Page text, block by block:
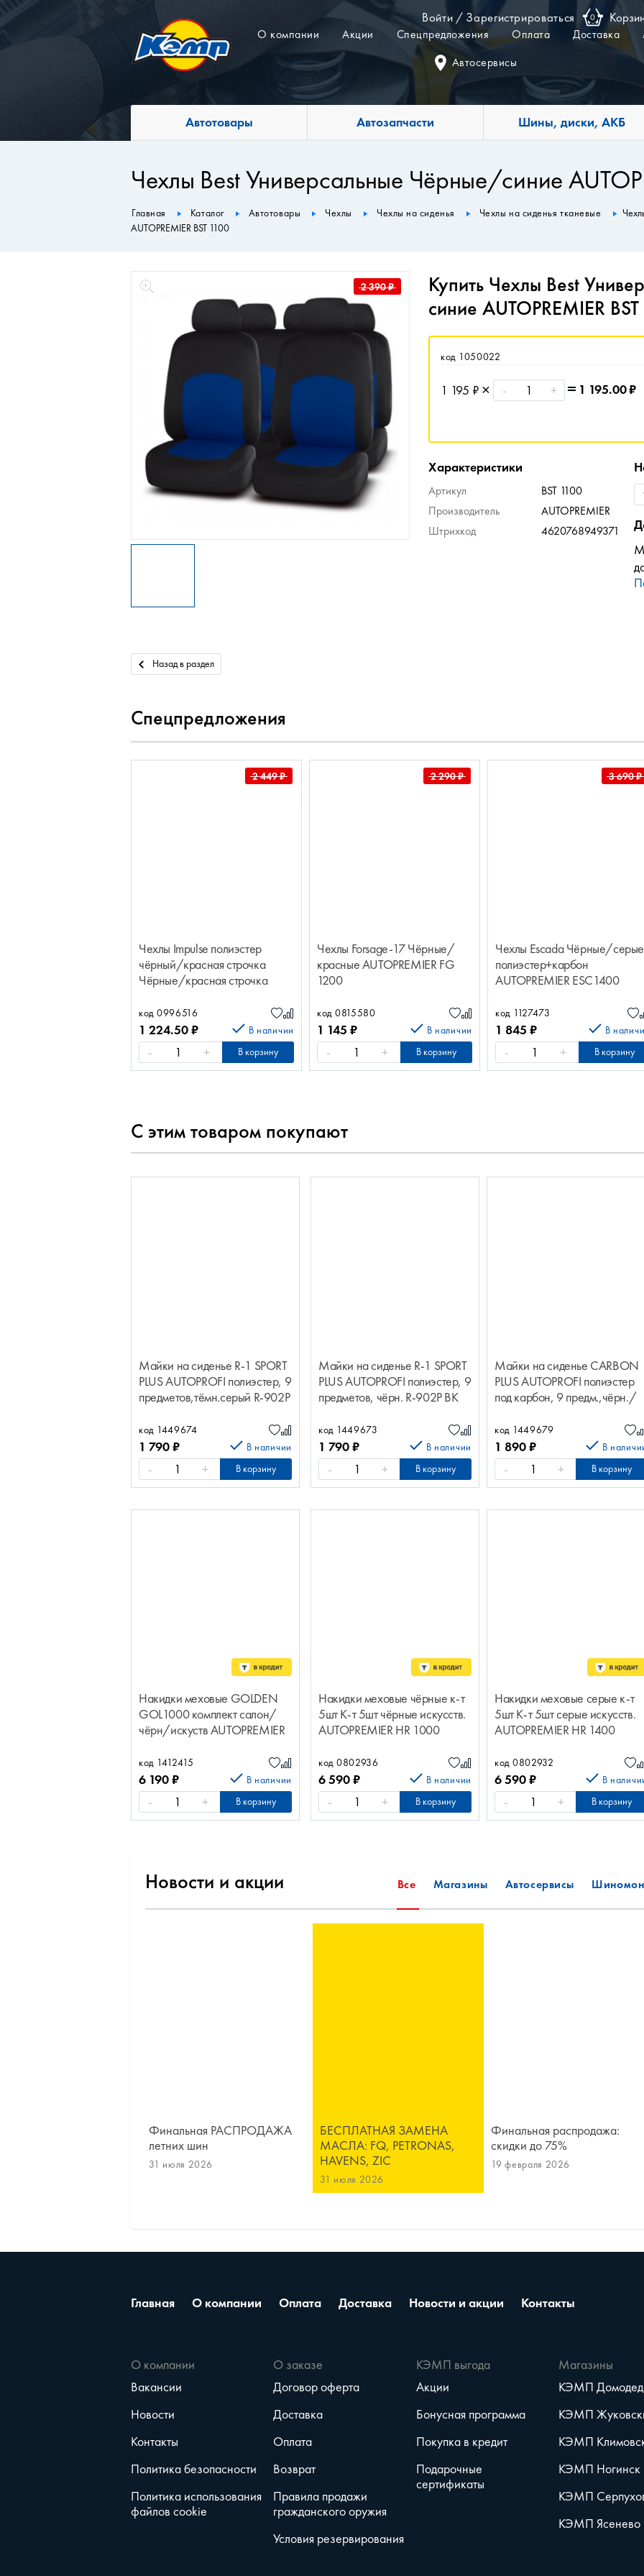
Войти / Зарегистрироваться 0
О компании Акции Спецпредложения Оплата Доставка
Автосервисы
Автотовары Автозапчасти Шины, диски, АКБ
Чехлы Best Универсальные Чёрные/синие
Главная Каталог Автотовары Чехлы Чехлы на сиденья Чехлы на сиденья тканевые
AUTOPREMIER BST 1100
2 390₽
Купить Чехлы Best
синие AUTOPREMIER
код 1050022
1 195 ₽ - + 1 195.00₽
Характеристики
Артикул
BST 1100
Производитель
AUTOPREMIER
Штрихкод
4620768949371
Назад в раздел
Спецпредложения
2 449₽
Чехлы Impulse полиэстер
чёрный/красная строчка
Чёрные/красная строчка
1200
код 0996516
1 224.50₽ В наличии
- + В корзину
2 290₽
Чехлы Forsage-17 Чёрные/
красные AUTOPREMIER FG
1200
код 0815580
1 145 ₽ В наличии
- + В корзину
3 690₽
Чехлы Escada Чёрные/серые
полиэстер+карбон
AUTOPREMIER ESC1400
код 1127473
1 845 ₽ В
- + В корзину
С этим товаром покупают
Майки на сиденье R-1 SPORT
PLUS AUTOPROFI полиэстер, 9
предметов,тёмн.серый R-902P
код 1449674
1 790₽ В наличии
- + В корзину
Майки на сиденье R-1 SPORT
PLUS AUTOPROFI полиэстер, 9
предметов, чёрн. R-902P BK
код 1449673
1 790₽ В наличии
- + В корзину
Майки на сиденье CARBON
PLUS AUTOPROFI полиэстер
под карбон, 9 предм.,чёрн./
код 1449679
1 890₽ В
- + В корзину
Накидки меховые GOLDEN
GOL1000 комплект салон/
чёрн/искуств AUTOPREMIER
код 1412415
6 190₽ В наличии
- + В корзину
Накидки меховые чёрные к-т
5шт К-т 5шт чёрные искусств.
AUTOPREMIER HR 1000
код 0802936
6 590₽ В наличии
- + В корзину
Накидки меховые серые к-т
5шт К-т 5шт серые искусств.
AUTOPREMIER HR 1400
код 0802932
6 590₽ В
- + В корзину
Новости и акции Все Магазины Автосервисы
Финальная РАСПРОДАЖА
летних шин
31 июля 2026
БЕСПЛАТНАЯ ЗАМЕНА
МАСЛА: FQ, PETRONAS,
HAVENS, ZIC
31 июля 2026
Финальная распродажа:
скидки до 75%
19 февраля 2026
Главная О компании Оплата Доставка Новости и акции Контакты
О компании
Вакансии
Новости
Контакты
Политика безопасности
Политика использования
файлов cookie
О заказе
Договор оферта
Доставка
Оплата
Возврат
Правила продажи
гражданского оружия
Условия резервирования
КЭМП выгода
Акции
Бонусная программа
Покупка в кредит
Подарочные
сертификаты
Магазины
КЭМП
КЭМП
КЭМП
КЭМП Ногинск
КЭМП
КЭМП Ясенево